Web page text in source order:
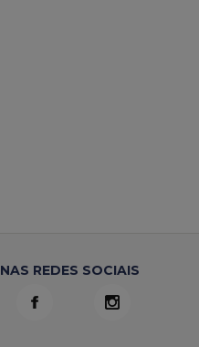
NAS REDES SOCIAIS